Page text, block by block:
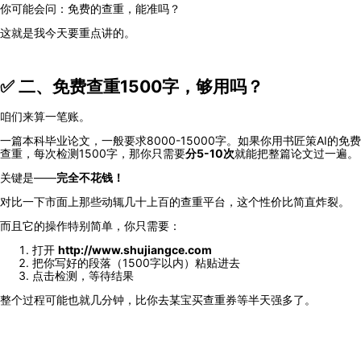
你可能会问：免费的查重，能准吗？
这就是我今天要重点讲的。
✅ 二、免费查重1500字，够用吗？
咱们来算一笔账。
一篇本科毕业论文，一般要求8000-15000字。如果你用书匠策AI的免费
查重，每次检测1500字，那你只需要分5-10次就能把整篇论文过一遍。
关键是——完全不花钱！
对比一下市面上那些动辄几十上百的查重平台，这个性价比简直炸裂。
而且它的操作特别简单，你只需要：
打开 http://www.shujiangce.com
把你写好的段落（1500字以内）粘贴进去
点击检测，等待结果
整个过程可能也就几分钟，比你去某宝买查重券等半天强多了。